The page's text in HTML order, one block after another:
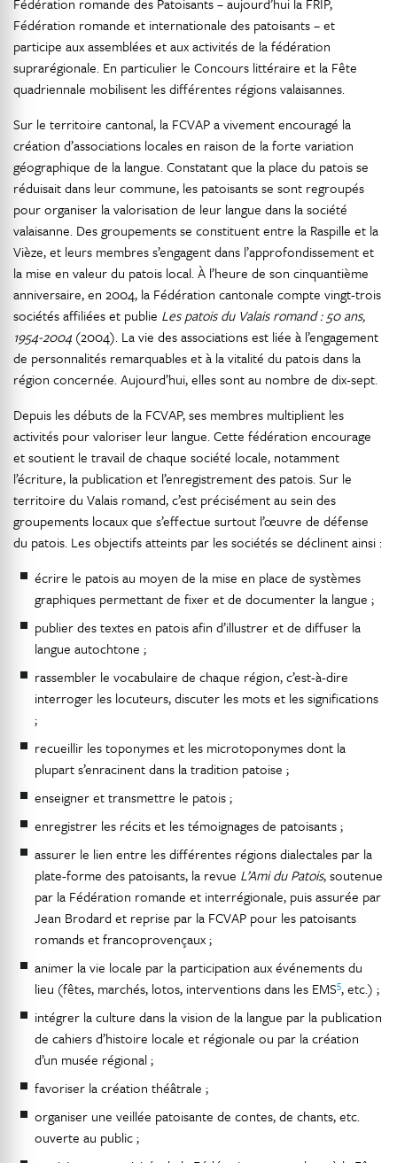
Fédération romande et internationale des patoisants – et
participe aux assemblées et aux activités de la fédération
suprarégionale. En particulier le Concours littéraire et la Fête
quadriennale mobilisent les différentes régions valaisannes.
Sur le territoire cantonal, la FCVAP a vivement encouragé la
création d’associations locales en raison de la forte variation
géographique de la langue. Constatant que la place du patois se
réduisait dans leur commune, les patoisants se sont regroupés
pour organiser la valorisation de leur langue dans la société
valaisanne. Des groupements se constituent entre la Raspille et la
Vièze, et leurs membres s’engagent dans l’approfondissement et
la mise en valeur du patois local. À l’heure de son cinquantième
anniversaire, en 2004, la Fédération cantonale compte vingt-trois
sociétés affiliées et publie Les patois du Valais romand : 50 ans,
1954-2004 (2004). La vie des associations est liée à l’engagement
de personnalités remarquables et à la vitalité du patois dans la
région concernée. Aujourd’hui, elles sont au nombre de dix-sept.
Depuis les débuts de la FCVAP, ses membres multiplient les
activités pour valoriser leur langue. Cette fédération encourage
et soutient le travail de chaque société locale, notamment
l’écriture, la publication et l’enregistrement des patois. Sur le
territoire du Valais romand, c’est précisément au sein des
groupements locaux que s’effectue surtout l’œuvre de défense
du patois. Les objectifs atteints par les sociétés se déclinent ainsi :
écrire le patois au moyen de la mise en place de systèmes
graphiques permettant de fixer et de documenter la langue ;
publier des textes en patois afin d’illustrer et de diffuser la
langue autochtone ;
rassembler le vocabulaire de chaque région, c’est-à-dire
interroger les locuteurs, discuter les mots et les significations
;
recueillir les toponymes et les microtoponymes dont la
plupart s’enracinent dans la tradition patoise ;
enseigner et transmettre le patois ;
enregistrer les récits et les témoignages de patoisants ;
assurer le lien entre les différentes régions dialectales par la
plate-forme des patoisants, la revue L’Ami du Patois, soutenue
par la Fédération romande et interrégionale, puis assurée par
Jean Brodard et reprise par la FCVAP pour les patoisants
romands et francoprovençaux ;
animer la vie locale par la participation aux événements du
lieu (fêtes, marchés, lotos, interventions dans les EMS5, etc.) ;
intégrer la culture dans la vision de la langue par la publication
de cahiers d’histoire locale et régionale ou par la création
d’un musée régional ;
favoriser la création théâtrale ;
organiser une veillée patoisante de contes, de chants, etc.
ouverte au public ;